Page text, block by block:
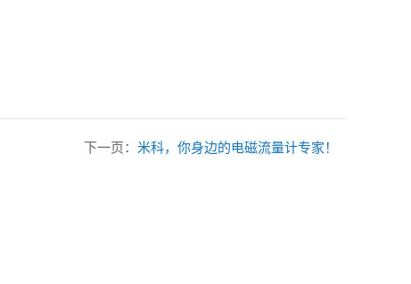
下一页： 米科，你身边的电磁流量计专家！